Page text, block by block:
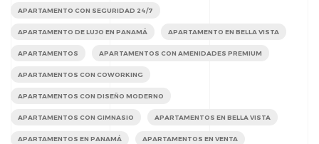
APARTAMENTO CON SEGURIDAD 24/7
APARTAMENTO DE LUJO EN PANAMÁ APARTAMENTO EN BELLA VISTA
APARTAMENTOS APARTAMENTOS CON AMENIDADES PREMIUM
APARTAMENTOS CON COWORKING
APARTAMENTOS CON DISEÑO MODERNO
APARTAMENTOS CON GIMNASIO APARTAMENTOS EN BELLA VISTA
APARTAMENTOS EN PANAMÁ APARTAMENTOS EN VENTA